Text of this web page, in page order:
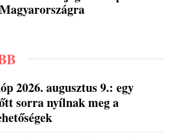
Magyarországra
2026. augusztus 9.: egy
sorra nyílnak meg a